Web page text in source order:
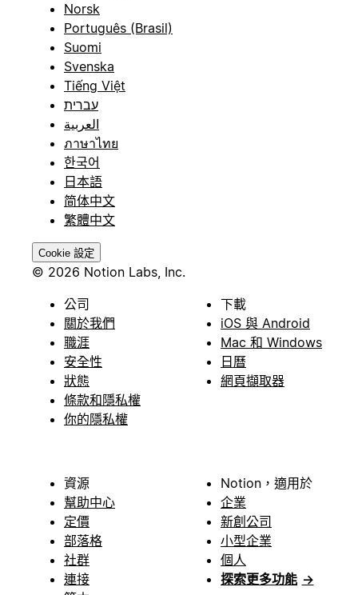
Norsk
Português (Brasil)
Suomi
Svenska
Tiếng Việt
עברית
العربية
ภาษาไทย
한국어
日本語
简体中文
繁體中文
Cookie 設定
© 2026 Notion Labs, Inc.
公司
關於我們
職涯
安全性
狀態
條款和隱私權
你的隱私權
下載
iOS 與 Android
Mac 和 Windows
日曆
網頁擷取器
資源
幫助中心
定價
部落格
社群
連接
Notion，適用於
企業
新創公司
小型企業
個人
探索更多功能 →